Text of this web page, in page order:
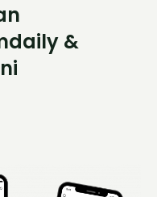
&